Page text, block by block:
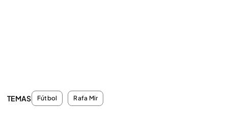
TEMAS Fútbol Rafa Mir